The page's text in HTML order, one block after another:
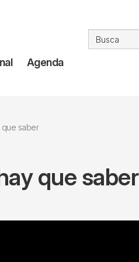
Agenda
que saber
que saber